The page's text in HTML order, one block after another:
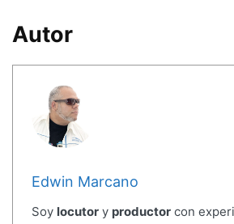
Autor
Edwin Marcano
Soy locutory productorcon